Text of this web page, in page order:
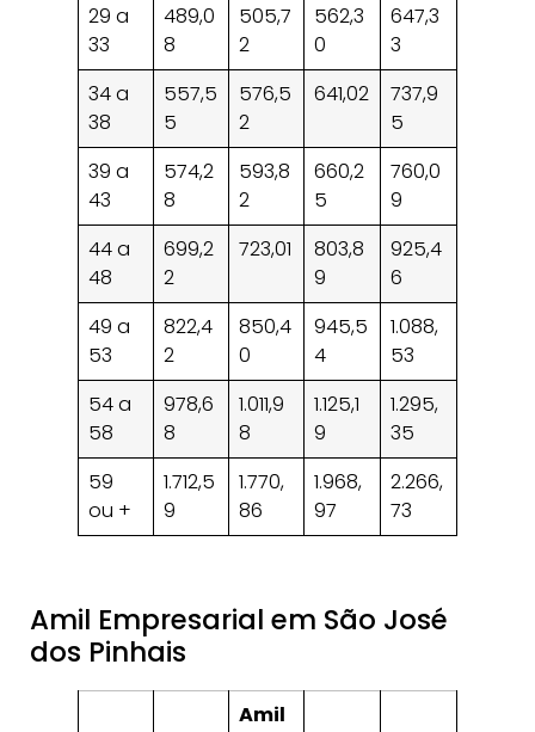
29 a
33
489,0
8
505,7
2
562,3
0
647,3
3
34 a
38
557,5
5
576,5
2
641,02
737,9
5
39 a
43
574,2
8
593,8
2
660,2
5
760,0
9
44 a
48
699,2
2
723,01
803,8
9
925,4
6
49 a
53
822,4
2
850,4
0
945,5
4
1.088,
53
54 a
58
978,6
8
1.011,9
8
1.125,1
9
1.295,
35
59
ou +
1.712,5
9
1.770,
86
1.968,
97
2.266,
73
Amil Empresarial em São José
dos Pinhais
Amil